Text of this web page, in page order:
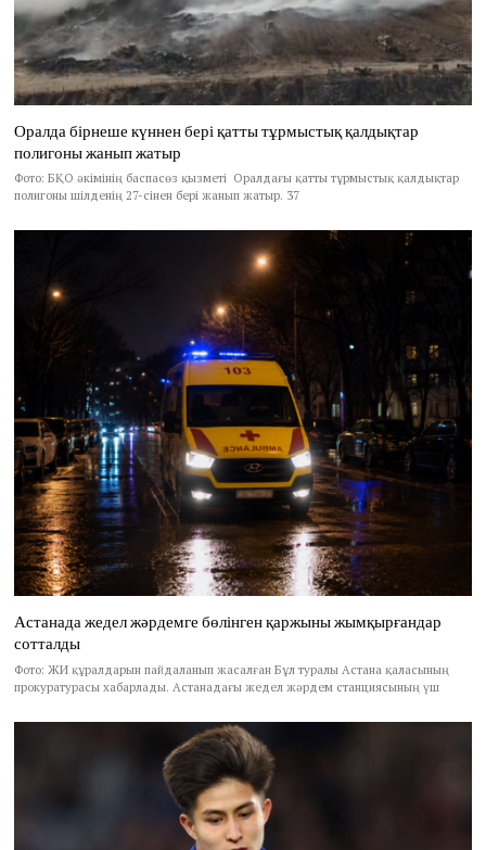
Оралда бірнеше күннен бері қатты тұрмыстық қалдықтар
полигоны жанып жатыр
Фото: БҚО әкімінің баспасөз қызметі Оралдағы қатты тұрмыстық қалдықтар
полигоны шілденің 27-сінен бері жанып жатыр. 37
Астанада жедел жәрдемге бөлінген қаржыны жымқырғандар
сотталды
Фото: ЖИ құралдарын пайдаланып жасалған Бұл туралы Астана қаласының
прокуратурасы хабарлады. Астанадағы жедел жәрдем станциясының үш